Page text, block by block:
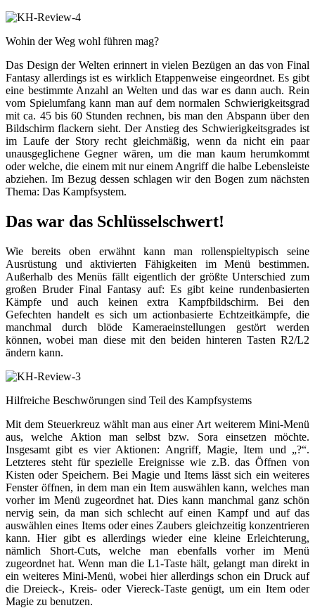
Wohin der Weg wohl führen mag?
Das Design der Welten erinnert in vielen Bezügen an das von Final
Fantasy allerdings ist es wirklich Etappenweise eingeordnet. Es gibt
eine bestimmte Anzahl an Welten und das war es dann auch. Rein
vom Spielumfang kann man auf dem normalen Schwierigkeitsgrad
mit ca. 45 bis 60 Stunden rechnen, bis man den Abspann über den
Bildschirm flackern sieht. Der Anstieg des Schwierigkeitsgrades ist
im Laufe der Story recht gleichmäßig, wenn da nicht ein paar
unausgeglichene Gegner wären, um die man kaum herumkommt
oder welche, die einem mit nur einem Angriff die halbe Lebensleiste
abziehen. Im Bezug dessen schlagen wir den Bogen zum nächsten
Thema: Das Kampfsystem.
Das war das Schlüsselschwert!
Wie bereits oben erwähnt kann man rollenspieltypisch seine
Ausrüstung und aktivierten Fähigkeiten im Menü bestimmen.
Außerhalb des Menüs fällt eigentlich der größte Unterschied zum
großen Bruder Final Fantasy auf: Es gibt keine rundenbasierten
Kämpfe und auch keinen extra Kampfbildschirm. Bei den
Gefechten handelt es sich um actionbasierte Echtzeitkämpfe, die
manchmal durch blöde Kameraeinstellungen gestört werden
können, wobei man diese mit den beiden hinteren Tasten R2/L2
ändern kann.
Hilfreiche Beschwörungen sind Teil des Kampfsystems
Mit dem Steuerkreuz wählt man aus einer Art weiterem Mini-Menü
aus, welche Aktion man selbst bzw. Sora einsetzen möchte.
Insgesamt gibt es vier Aktionen: Angriff, Magie, Item und „?“.
Letzteres steht für spezielle Ereignisse wie z.B. das Öffnen von
Kisten oder Speichern. Bei Magie und Items lässt sich ein weiteres
Fenster öffnen, in dem man ein Item auswählen kann, welches man
vorher im Menü zugeordnet hat. Dies kann manchmal ganz schön
nervig sein, da man sich schlecht auf einen Kampf und auf das
auswählen eines Items oder eines Zaubers gleichzeitig konzentrieren
kann. Hier gibt es allerdings wieder eine kleine Erleichterung,
nämlich Short-Cuts, welche man ebenfalls vorher im Menü
zugeordnet hat. Wenn man die L1-Taste hält, gelangt man direkt in
ein weiteres Mini-Menü, wobei hier allerdings schon ein Druck auf
die Dreieck-, Kreis- oder Viereck-Taste genügt, um ein Item oder
Magie zu benutzen.